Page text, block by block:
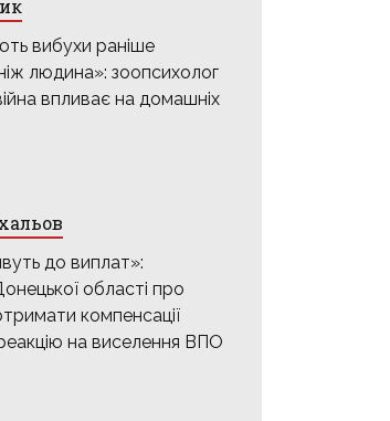
вибухи раніше
людина»: зоопсихолог
впливає на домашніх
до виплат»:
області про
компенсації
на виселення ВПО